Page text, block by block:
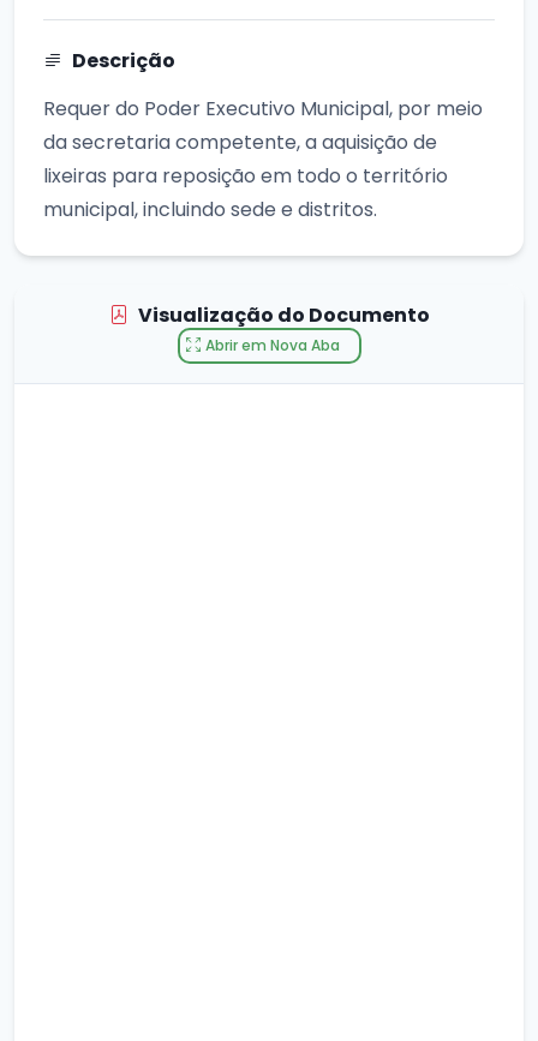
Descrição
Requer do Poder Executivo Municipal, por meio
da secretaria competente, a aquisição de
lixeiras para reposição em todo o território
municipal, incluindo sede e distritos.
Visualização do Documento
Abrir em Nova Aba